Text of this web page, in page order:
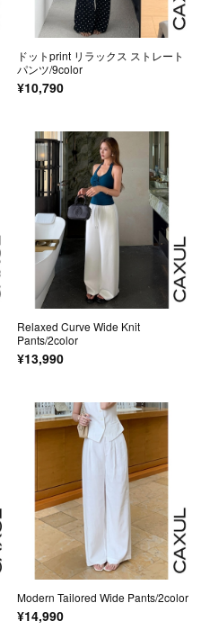
ドットprint リラックス ストレート
パンツ/9color
¥10,790
Relaxed Curve Wide Knit
Pants/2color
¥13,990
Modern Tailored Wide Pants/2color
¥14,990